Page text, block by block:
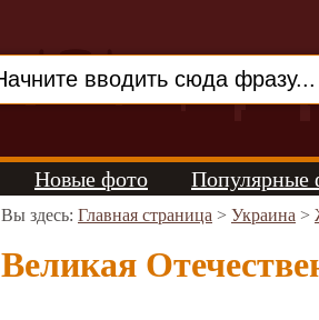
Новые фото Популярные
Вы здесь: Главная страница > Украина >
Великая